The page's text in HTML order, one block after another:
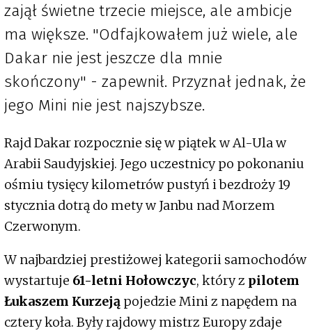
zajął świetne trzecie miejsce, ale ambicje
ma większe. "Odfajkowałem już wiele, ale
Dakar nie jest jeszcze dla mnie
skończony" - zapewnił. Przyznał jednak, że
jego Mini nie jest najszybsze.
Rajd Dakar rozpocznie się w piątek w Al-Ula w
Arabii Saudyjskiej. Jego uczestnicy po pokonaniu
ośmiu tysięcy kilometrów pustyń i bezdroży 19
stycznia dotrą do mety w Janbu nad Morzem
Czerwonym.
W najbardziej prestiżowej kategorii samochodów
wystartuje 61-letni Hołowczyc, który z pilotem
Łukaszem Kurzeją pojedzie Mini z napędem na
cztery koła. Były rajdowy mistrz Europy zdaje